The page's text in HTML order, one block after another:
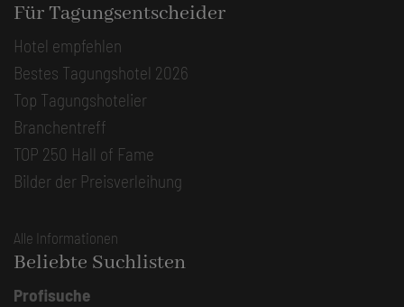
Für Tagungsentscheider
Hotel empfehlen
Bestes Tagungshotel 2026
Top Tagungshotelier
Branchentreff
TOP 250 Hall of Fame
Bilder der Preisverleihung
Alle Informationen
Beliebte Suchlisten
Profisuche